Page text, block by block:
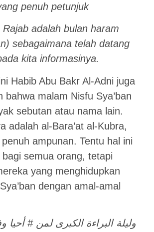
penuh petunjuk
Rajab adalah bulan haram
sebagaimana telah datang
kita informasinya.
Habib Abu Bakr Al-Adni juga
bahwa malam Nisfu Sya’ban
sebutan atau nama lain.
adalah al-Bara’at al-Kubra,
ampunan. Tentu hal ini
semua orang, tetapi
yang menghidupkan
dengan amal-amal
وليلة البراءة الكبرى لمن # أحيا